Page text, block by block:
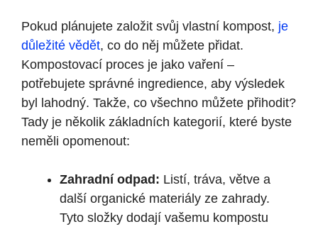
Pokud plánujete založit svůj vlastní kompost, je
důležité vědět, co do něj můžete přidat.
Kompostovací proces je jako vaření –
potřebujete správné ingredience, aby výsledek
byl lahodný. Takže, co všechno můžete přihodit?
Tady je několik základních kategorií, které byste
neměli opomenout:
Zahradní odpad: Listí, tráva, větve a
další organické materiály ze zahrady.
Tyto složky dodají vašemu kompostu